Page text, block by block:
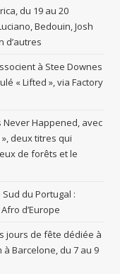
du 19 au 20
Bedouin, Josh
d’autres
à Stee Downes
« Lifted », via Factory
Never Happened, avec
deux titres qui
de forêts et le
du Portugal :
d’Europe
jours de fête dédiée à
Barcelone, du 7 au 9